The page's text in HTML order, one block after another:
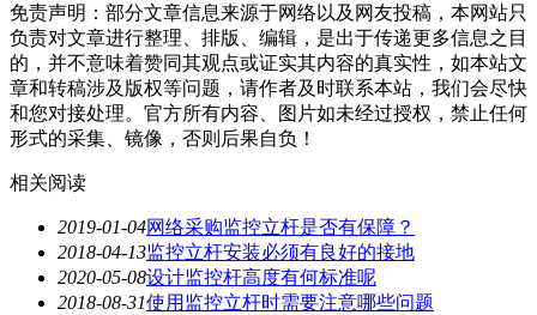
免责声明：部分文章信息来源于网络以及网友投稿，本网站只
负责对文章进行整理、排版、编辑，是出于传递更多信息之目
的，并不意味着赞同其观点或证实其内容的真实性，如本站文
章和转稿涉及版权等问题，请作者及时联系本站，我们会尽快
和您对接处理。官方所有内容、图片如未经过授权，禁止任何
形式的采集、镜像，否则后果自负！
相关阅读
2019-01-04网络采购监控立杆是否有保障？
2018-04-13监控立杆安装必须有良好的接地
2020-05-08设计监控杆高度有何标准呢
2018-08-31使用监控立杆时需要注意哪些问题